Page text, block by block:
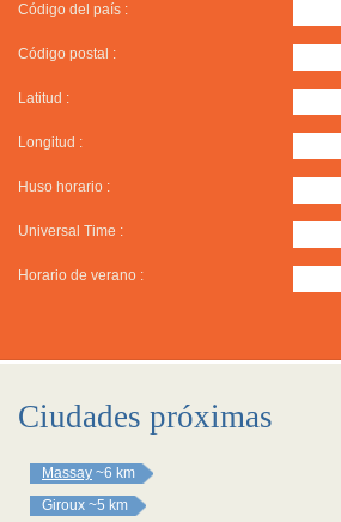
Código del país :
Código postal :
Latitud :
Longitud :
Huso horario :
Universal Time :
Horario de verano :
Ciudades próximas
Massay ~6 km
Giroux ~5 km